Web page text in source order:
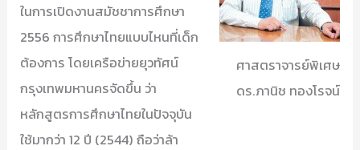
ศาสตราจารย์พิเศษ
ดร.ภานิช ทองโรจน์
ในการเปิดงานสมัชชาการศึกษา
2556 การศึกษาไทยแบบไหนที่เด็ก
ต้องการ โดยเครือข่ายยุวทัศน์
กรุงเทพมหานครจัดขึ้น ว่า
หลักสูตรการศึกษาไทยในปัจจุบัน
ใช้มากว่า 12 ปี (2544) ถือว่าล้า